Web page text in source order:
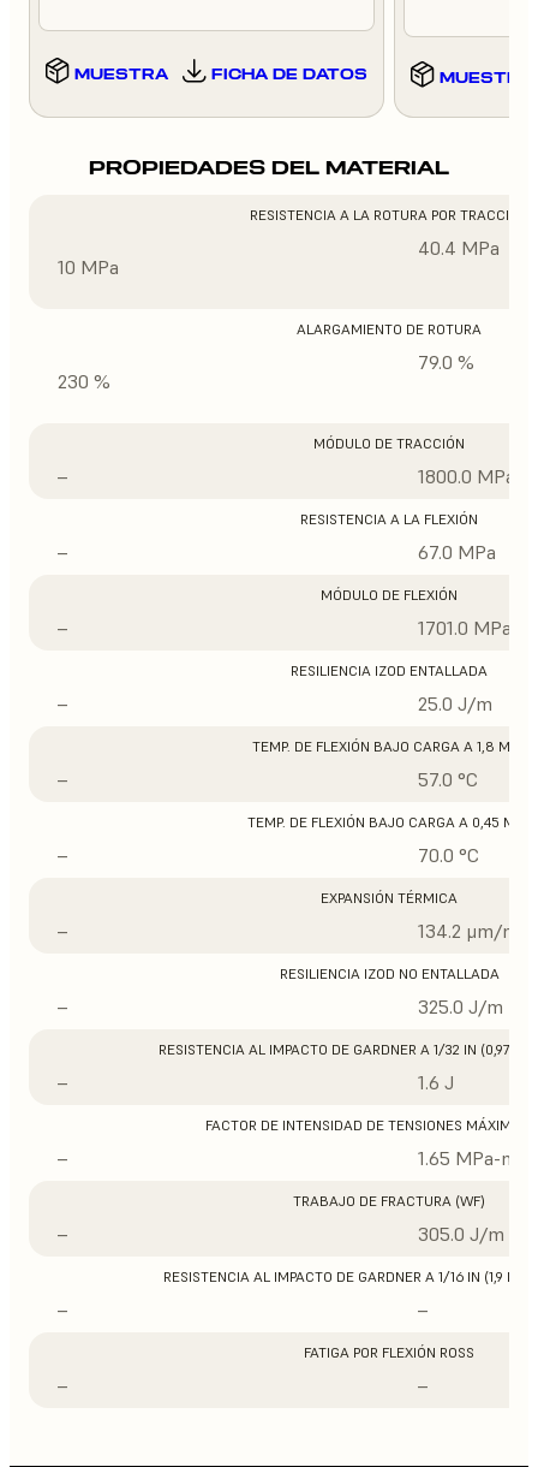
MUESTRA FICHA DE DATOS MUESTRA
PROPIEDADES DEL MATERIAL
RESISTENCIA A LA ROTURA POR TRACCIÓN
10 MPa
40.4 MPa
ALARGAMIENTO DE ROTURA
230 %
79.0 %
MÓDULO DE TRACCIÓN
– 1800.0 MPa
RESISTENCIA A LA FLEXIÓN
– 67.0 MPa
MÓDULO DE FLEXIÓN
– 1701.0 MPa
RESILIENCIA IZOD ENTALLADA
– 25.0 J/m
TEMP. DE FLEXIÓN BAJO CARGA A 1,8 MPA
– 57.0 °C
TEMP. DE FLEXIÓN BAJO CARGA A 0,45 MPA
– 70.0 °C
EXPANSIÓN TÉRMICA
– 134.2 μm/m/
RESILIENCIA IZOD NO ENTALLADA
– 325.0 J/m
RESISTENCIA AL IMPACTO DE GARDNER A 1/32 IN (0,97
– 1.6 J
FACTOR DE INTENSIDAD DE TENSIONES MÁXIMO
– 1.65 MPa-m1/
TRABAJO DE FRACTURA (WF)
– 305.0 J/m
RESISTENCIA AL IMPACTO DE GARDNER A 1/16 IN (1,9 MM)
– –
FATIGA POR FLEXIÓN ROSS
– –